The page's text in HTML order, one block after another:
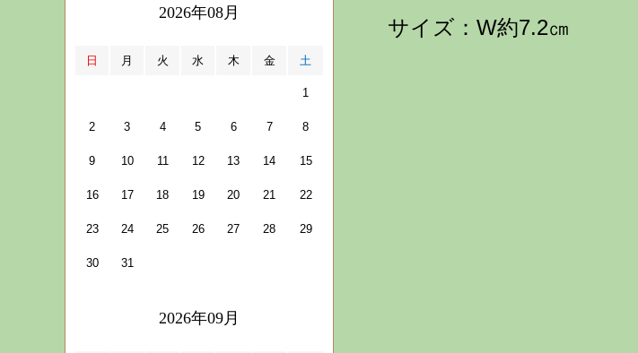
サイズ：W約7.2㎝
2026年08月
日 月 火 水 木 金 土
1
2 3 4 5 6 7 8
9 10 11 12 13 14 15
16 17 18 19 20 21 22
23 24 25 26 27 28 29
30 31
2026年09月